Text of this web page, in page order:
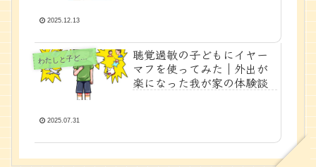
2025.12.13
わたしと子どもの時間
聴覚過敏の子どもにイヤー
マフを使ってみた｜外出が
楽になった我が家の体験談
2025.07.31